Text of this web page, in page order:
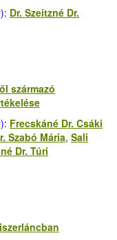
: Dr. Szeitzné Dr.
származó
: Frecskáné Dr. Csáki
Szabó Mária, Sali
Dr. Túri